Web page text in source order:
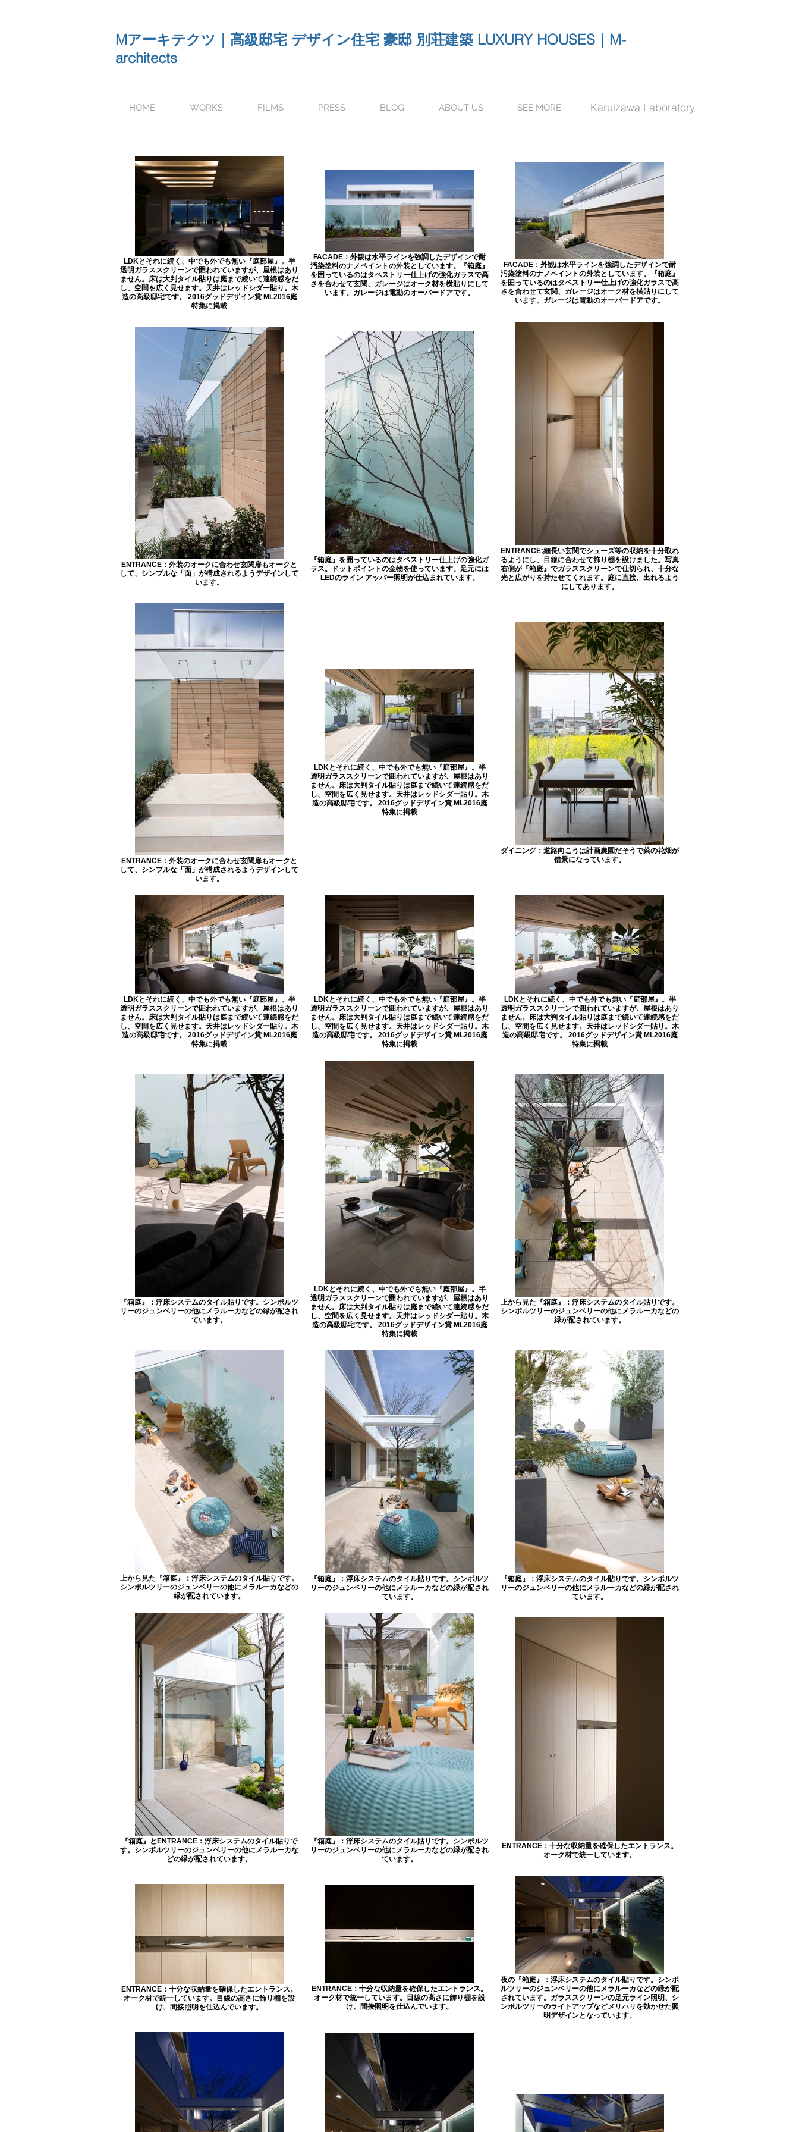
Mアーキテクツ｜高級邸宅 デザイン住宅 豪邸 別荘建築 LUXURY HOUSES｜M-
architects
HOME WORKS FILMS PRESS BLOG ABOUT US SEE MORE Karuizawa Laboratory
LDKとそれに続く、中でも外でも無い『庭部屋』。半
透明ガラススクリーンで囲われていますが、屋根はあり
ません。床は大判タイル貼りは庭まで続いて連続感をだ
し、空間を広く見せます。天井はレッドシダー貼り。木
造の高級邸宅です。 2016グッドデザイン賞 ML2016庭
特集に掲載
FACADE：外観は水平ラインを強調したデザインで耐
汚染塗料のナノペイントの外装としています。『箱庭』
を囲っているのはタペストリー仕上げの強化ガラスで高
さを合わせて玄関、ガレージはオーク材を横貼りにして
います。ガレージは電動のオーバードアです。
FACADE：外観は水平ラインを強調したデザインで耐
汚染塗料のナノペイントの外装としています。『箱庭』
を囲っているのはタペストリー仕上げの強化ガラスで高
さを合わせて玄関、ガレージはオーク材を横貼りにして
います。ガレージは電動のオーバードアです。
ENTRANCE：外装のオークに合わせ玄関扉もオークと
して、シンプルな「面」が構成されるようデザインして
います。
『箱庭』を囲っているのはタペストリー仕上げの強化ガ
ラス。ドットポイントの金物を使っています。足元には
LEDのライン アッパー照明が仕込まれています。
ENTRANCE:細長い玄関でシューズ等の収納を十分取れ
るようにし、目線に合わせて飾り棚を設けました。写真
右側が『箱庭』でガラススクリーンで仕切られ、十分な
光と広がりを持たせてくれます。庭に直接、出れるよう
にしてあります。
ENTRANCE：外装のオークに合わせ玄関扉もオークと
して、シンプルな「面」が構成されるようデザインして
います。
LDKとそれに続く、中でも外でも無い『庭部屋』。半
透明ガラススクリーンで囲われていますが、屋根はあり
ません。床は大判タイル貼りは庭まで続いて連続感をだ
し、空間を広く見せます。天井はレッドシダー貼り。木
造の高級邸宅です。 2016グッドデザイン賞 ML2016庭
特集に掲載
ダイニング：道路向こうは計画農園だそうで菜の花畑が
借景になっています。
LDKとそれに続く、中でも外でも無い『庭部屋』。半
透明ガラススクリーンで囲われていますが、屋根はあり
ません。床は大判タイル貼りは庭まで続いて連続感をだ
し、空間を広く見せます。天井はレッドシダー貼り。木
造の高級邸宅です。 2016グッドデザイン賞 ML2016庭
特集に掲載
LDKとそれに続く、中でも外でも無い『庭部屋』。半
透明ガラススクリーンで囲われていますが、屋根はあり
ません。床は大判タイル貼りは庭まで続いて連続感をだ
し、空間を広く見せます。天井はレッドシダー貼り。木
造の高級邸宅です。 2016グッドデザイン賞 ML2016庭
特集に掲載
LDKとそれに続く、中でも外でも無い『庭部屋』。半
透明ガラススクリーンで囲われていますが、屋根はあり
ません。床は大判タイル貼りは庭まで続いて連続感をだ
し、空間を広く見せます。天井はレッドシダー貼り。木
造の高級邸宅です。 2016グッドデザイン賞 ML2016庭
特集に掲載
『箱庭』：浮床システムのタイル貼りです。シンボルツ
リーのジュンベリーの他にメラルーカなどの緑が配され
ています。
LDKとそれに続く、中でも外でも無い『庭部屋』。半
透明ガラススクリーンで囲われていますが、屋根はあり
ません。床は大判タイル貼りは庭まで続いて連続感をだ
し、空間を広く見せます。天井はレッドシダー貼り。木
造の高級邸宅です。 2016グッドデザイン賞 ML2016庭
特集に掲載
上から見た『箱庭』：浮床システムのタイル貼りです。
シンボルツリーのジュンベリーの他にメラルーカなどの
緑が配されています。
上から見た『箱庭』：浮床システムのタイル貼りです。
シンボルツリーのジュンベリーの他にメラルーカなどの
緑が配されています。
『箱庭』：浮床システムのタイル貼りです。シンボルツ
リーのジュンベリーの他にメラルーカなどの緑が配され
ています。
『箱庭』：浮床システムのタイル貼りです。シンボルツ
リーのジュンベリーの他にメラルーカなどの緑が配され
ています。
『箱庭』とENTRANCE：浮床システムのタイル貼りで
す。シンボルツリーのジュンベリーの他にメラルーカな
どの緑が配されています。
『箱庭』：浮床システムのタイル貼りです。シンボルツ
リーのジュンベリーの他にメラルーカなどの緑が配され
ています。
ENTRANCE：十分な収納量を確保したエントランス。
オーク材で統一しています。
ENTRANCE：十分な収納量を確保したエントランス。
オーク材で統一しています。目線の高さに飾り棚を設
け、間接照明を仕込んでいます。
ENTRANCE：十分な収納量を確保したエントランス。
オーク材で統一しています。目線の高さに飾り棚を設
け、間接照明を仕込んでいます。
夜の『箱庭』：浮床システムのタイル貼りです。シンボ
ルツリーのジュンベリーの他にメラルーカなどの緑が配
されています。ガラススクリーンの足元ライン照明、シ
ンボルツリーのライトアップなどメリハリを効かせた照
明デザインとなっています。